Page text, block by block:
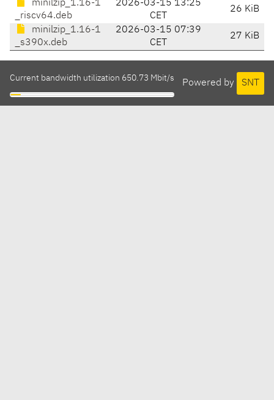
minilzip_1.16-1
_riscv64.deb
2026-03-15 13:25
CET
26 KiB
minilzip_1.16-1
_s390x.deb
2026-03-15 07:39
CET
27 KiB
Powered by SNT
Current bandwidth utilization 650.73 Mbit/s